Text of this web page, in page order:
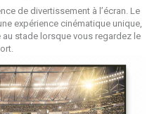
de divertissement à l’écran. Le
expérience cinématique unique,
au stade lorsque vous regardez le